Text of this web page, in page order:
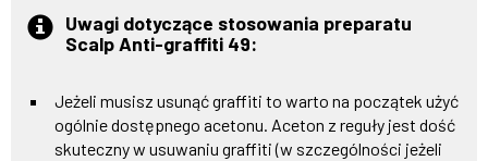
Uwagi dotyczące stosowania preparatu
Scalp Anti-graffiti 49:
Jeżeli musisz usunąć graffiti to warto na początek użyć
ogólnie dostępnego acetonu. Aceton z reguły jest dość
skuteczny w usuwaniu graffiti (w szczególności jeżeli